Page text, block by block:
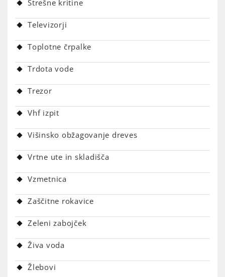
Strešne kritine
Televizorji
Toplotne črpalke
Trdota vode
Trezor
Vhf izpit
Višinsko obžagovanje dreves
Vrtne ute in skladišča
Vzmetnica
Zaščitne rokavice
Zeleni zabojček
Živa voda
Žlebovi